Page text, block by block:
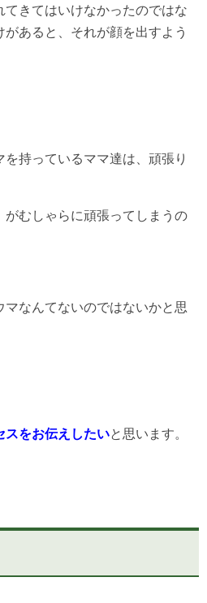
きてはいけなかったのではな
あると、それが顔を出すよう
持っているママ達は、頑張り
むしゃらに頑張ってしまうの
なんてないのではないかと思
スをお伝えしたいと思います。